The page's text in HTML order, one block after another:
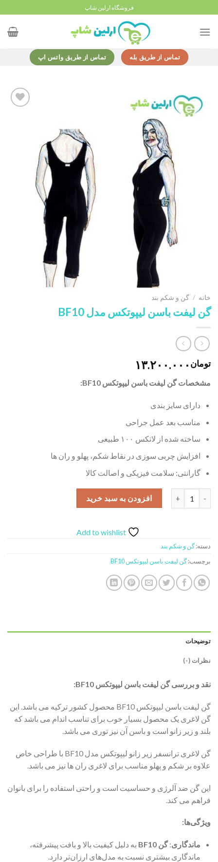
to
content
فروشگاه ارلین شاپ
تماس از طریق بله تماس از طریق واتس اپ
خانه / گن و شکم بند
گن لیفت باسن لیپوتکس مدل BF10
تومان ۱۳.۲۰۰.۰۰۰
مشخصات گن لیفت باسن لیپوتکس BF10:
دارای سایز بندی
مناسب بعد عمل جراحی
ساخته شده از لاتکس ۱۰۰ طبیعی
افزایش چربی سوزی در نقاط شکم، پهلو و ران ها
گارانتی: سلامت فیزیکی و اصالت کالا
گن لیفت باسن لیپوتکس مدل BF10 عددافزودن به سبد خرید
Add to wishlist
دسته:گن و شکم بند
برچسب:گن لیفت باسن لیپوتکس BF10
توضیحات
نظرات (۰)
نقد و بررسی گن لیفت باسن لیپوتکس BF10:
گن لیفت باسن لیپوتکس BF10 محصول کشور ترکیه می باشد. این
گن لاغری یک محصول بسیار خوب برای تناسب اندام می باشد که
بلند و زیر زانو است و باسن آن نیز توری می باشد.
گن لاغری ترانسفر زیر زانو لیپوتکس مدل BF10 با طراحی خاص
علاوه بر شکم و پهلو مناسب برای لاغری ران ها نیز می باشد.
این گن ضد آلرژی و حساسیت است و راحتی استفاده را برای بانوان
فراهم می کند.
ویژگی‌ها:
ماندگاری:گن BF10
به دلیل کیفیت بالا و بافت پیشرفته،
ماندگاری بیشتری نسبت به مدل‌های ارزان‌تر دارد.